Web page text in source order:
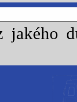
jakého